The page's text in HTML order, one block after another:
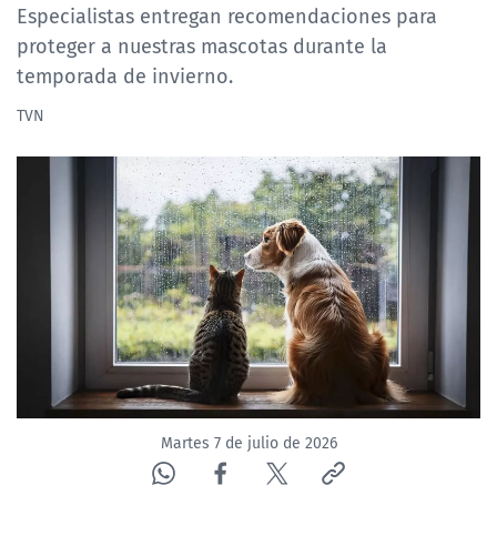
Especialistas entregan recomendaciones para
proteger a nuestras mascotas durante la
temporada de invierno.
TVN
Martes 7 de julio de 2026